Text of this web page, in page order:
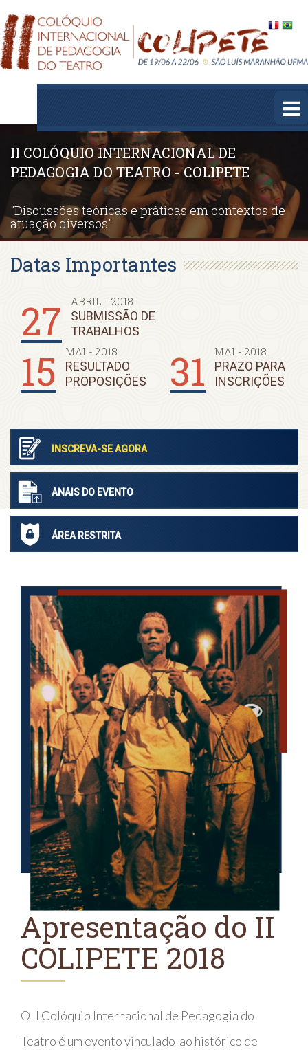
Pular
para
conteúdo
principal
Pular
para
menu
principal
II COLÓQUIO INTERNACIONAL DE
PEDAGOGIA DO TEATRO - COLIPETE
"Discussões teóricas e práticas em contextos de
atuação diversos"
Datas Importantes
27 ABRIL - 2018
SUBMISSÃO DE
TRABALHOS
15 MAI - 2018
RESULTADO
PROPOSIÇÕES
31 MAI - 2018
PRAZO PARA
INSCRIÇÕES
INSCREVA-SE AGORA
ANAIS DO EVENTO
ÁREA RESTRITA
Apresentação do II
COLIPETE 2018
O II Colóquio Internacional de Pedagogia do
Teatro é um evento vinculado ao histórico de